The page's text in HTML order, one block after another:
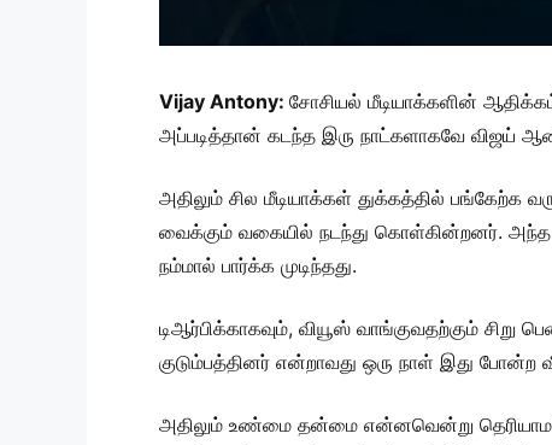
Vijay Antony: சோசியல் மீடியாக்களின்
அப்படித்தான் கடந்த இரு நாட்களாகவே விஜய்
அதிலும் சில மீடியாக்கள் துக்கத்தில் பங்கேற்க
வைக்கும் வகையில் நடந்து கொள்கின்றனர். அந்த
நம்மால் பார்க்க முடிந்தது.
டிஆர்பிக்காகவும், வியூஸ் வாங்குவதற்கும்
குடும்பத்தினர் என்றாவது ஒரு நாள் இது
அதிலும் உண்மை தன்மை என்னவென்று